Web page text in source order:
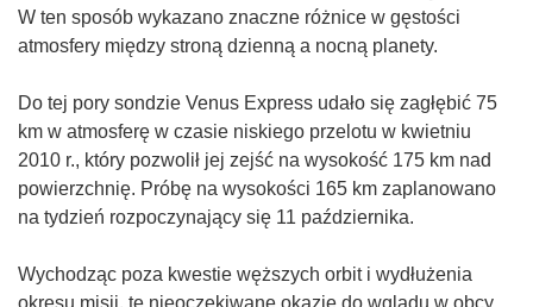
W ten sposób wykazano znaczne różnice w gęstości
atmosfery między stroną dzienną a nocną planety.
Do tej pory sondzie Venus Express udało się zagłębić 75
km w atmosferę w czasie niskiego przelotu w kwietniu
2010 r., który pozwolił jej zejść na wysokość 175 km nad
powierzchnię. Próbę na wysokości 165 km zaplanowano
na tydzień rozpoczynający się 11 października.
Wychodząc poza kwestie węższych orbit i wydłużenia
okresu misji, te nieoczekiwane okazje do wglądu w obcy